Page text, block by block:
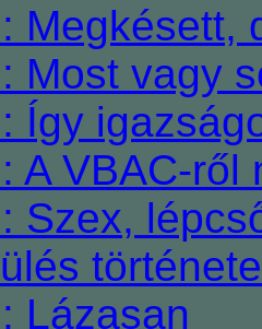
Megkésett,
Most vagy
Így
A VBAC-
Szex,
Lázasan